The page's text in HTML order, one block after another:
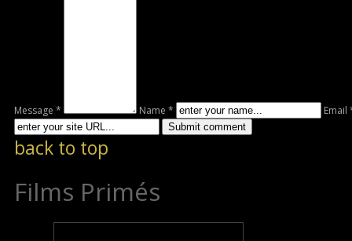
Message * Name * Email
back to top
Films Primés